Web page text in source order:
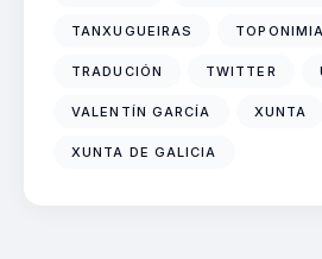
TANXUGUEIRAS TOPONIMIA
TRADUCIÓN TWITTER
VALENTÍN GARCÍA XUNTA
XUNTA DE GALICIA